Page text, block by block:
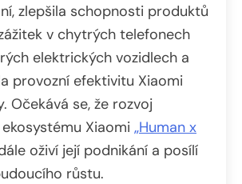
zlepšila schopnosti produktů
v chytrých telefonech
elektrických vozidlech a
provozní efektivitu Xiaomi
Očekává se, že rozvoj
Xiaomi „Human x
oživí její podnikání a posílí
růstu.